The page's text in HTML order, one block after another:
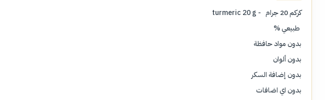
كركم 20 جرام - turmeric 20 g
طبيعي %
بدون مواد حافظة
بدون ألوان
بدون إضافة السكر
بدون اي اضافات